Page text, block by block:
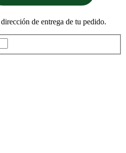
de entrega de tu pedido.